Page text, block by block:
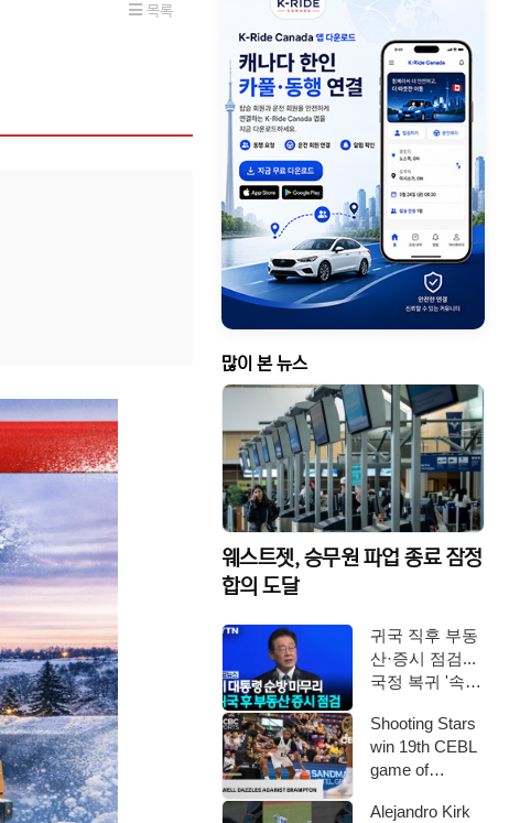
목록
많이 본 뉴스
웨스트젯, 승무원 파업 종료 잠정
합의 도달
귀국 직후 부동
산·증시 점검...
국정 복귀 '속도'
Shooting Stars
win 19th CEBL
game of
Alejandro Kirk